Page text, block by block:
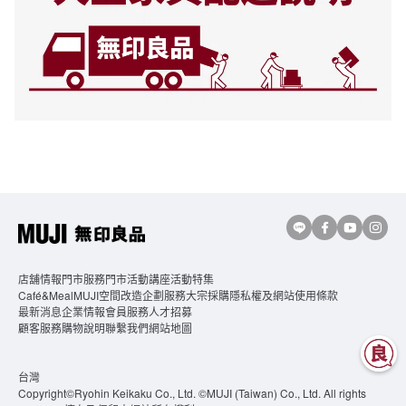
台灣
Copyright©Ryohin Keikaku Co., Ltd. ©MUJI (Taiwan) Co., Ltd. All rights
店舖情報門市服務門市活動講座活動特集
Café&MealMUJI空間改造企劃服務大宗採購隱私權及網站使用條款
最新消息企業情報會員服務人才招募
顧客服務購物說明聯繫我們網站地圖